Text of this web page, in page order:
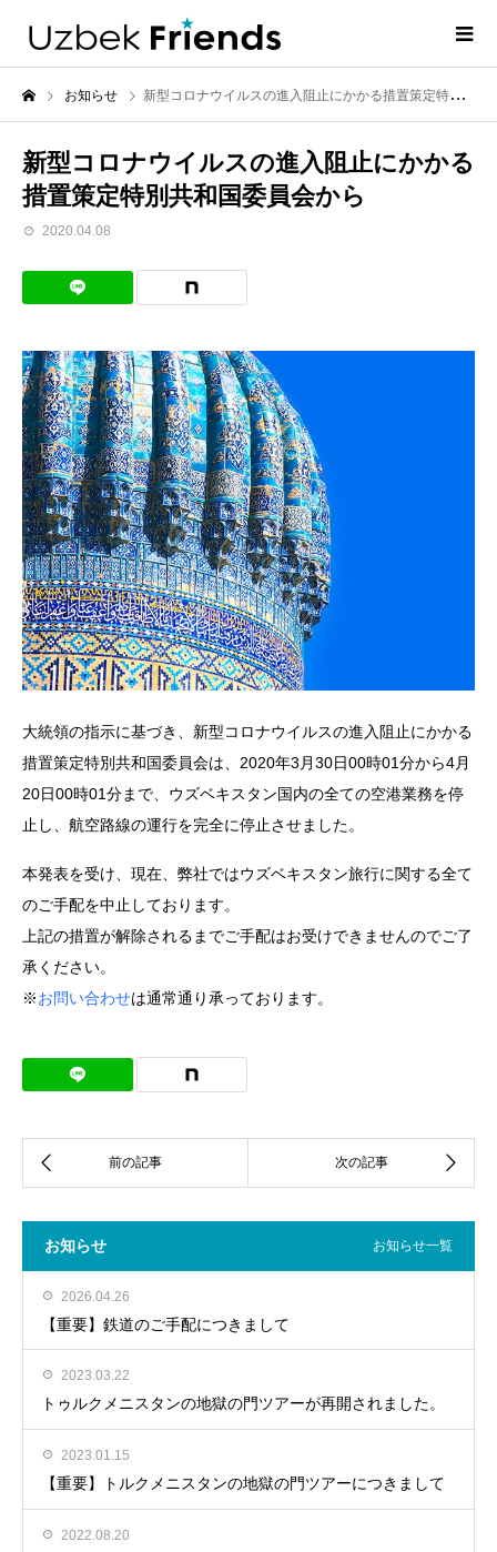
お知らせ 新型コロナウイルスの進入阻止にかかる措置策定特別共和国委員会から
新型コロナウイルスの進入阻止にかかる
措置策定特別共和国委員会から
2020.04.08
大統領の指示に基づき、新型コロナウイルスの進入阻止にかかる
措置策定特別共和国委員会は、2020年3月30日00時01分から4月
20日00時01分まで、ウズベキスタン国内の全ての空港業務を停
止し、航空路線の運行を完全に停止させました。
本発表を受け、現在、弊社ではウズベキスタン旅行に関する全て
のご手配を中止しております。
上記の措置が解除されるまでご手配はお受けできませんのでご了
承ください。
※お問い合わせは通常通り承っております。
お知らせ お知らせ一覧
2026.04.26
【重要】鉄道のご手配につきまして
2023.03.22
トゥルクメニスタンの地獄の門ツアーが再開されました。
2023.01.15
【重要】トルクメニスタンの地獄の門ツアーにつきまして
2022.08.20